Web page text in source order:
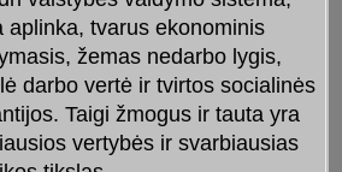
aplinka, tvarus ekonominis
žemas nedarbo lygis,
darbo vertė ir tvirtos socialinės
Taigi žmogus ir tauta yra
vertybės ir svarbiausias